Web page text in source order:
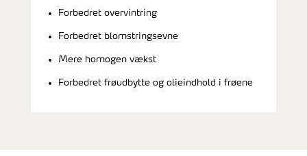
Forbedret overvintring
Forbedret blomstringsevne
Mere homogen vækst
Forbedret frøudbytte og olieindhold i frøene